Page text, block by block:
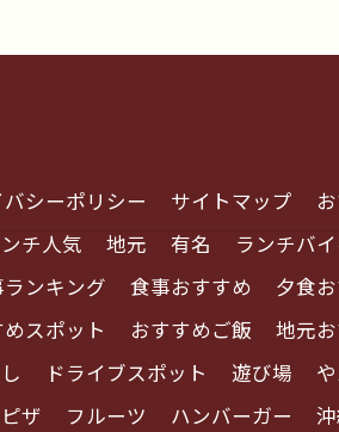
シーポリシー サイトマップ
チ人気 地元 有名
ランチバ
ンキング 食事おすすめ
夕食
スポット おすすめご飯
地元
ドライブスポット 遊び場
ピザ フルーツ ハンバーガー